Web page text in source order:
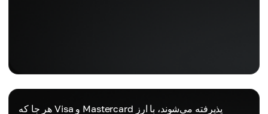
هر جا که Visa و Mastercard پذیرفته می‌شوند، با ارز